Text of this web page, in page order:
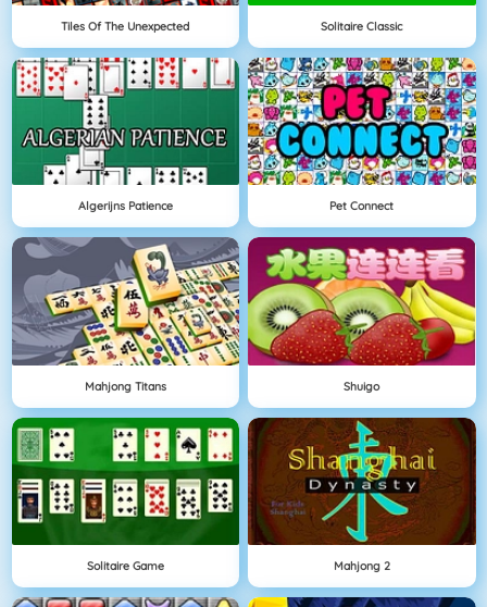
Tiles Of The Unexpected Solitaire Classic
Algerijns Patience Pet Connect
Mahjong Titans Shuigo
Solitaire Game Mahjong 2